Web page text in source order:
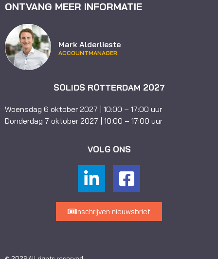
ONTVANG MEER INFORMATIE
Mark Alderlieste
ACCOUNTMANAGER
SOLIDS ROTTERDAM 2027
Woensdag 6 oktober 2027 | 10:00 – 17:00 uur
Donderdag 7 oktober 2027 | 10:00 – 17:00 uur
VOLG ONS
Inschrijven nieuwsbrief